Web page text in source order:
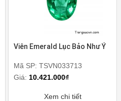
Viên Emerald Lục Bảo Như Ý
Mã SP: TSVN033713
Giá: 10.421.000₫
Xem chi tiết